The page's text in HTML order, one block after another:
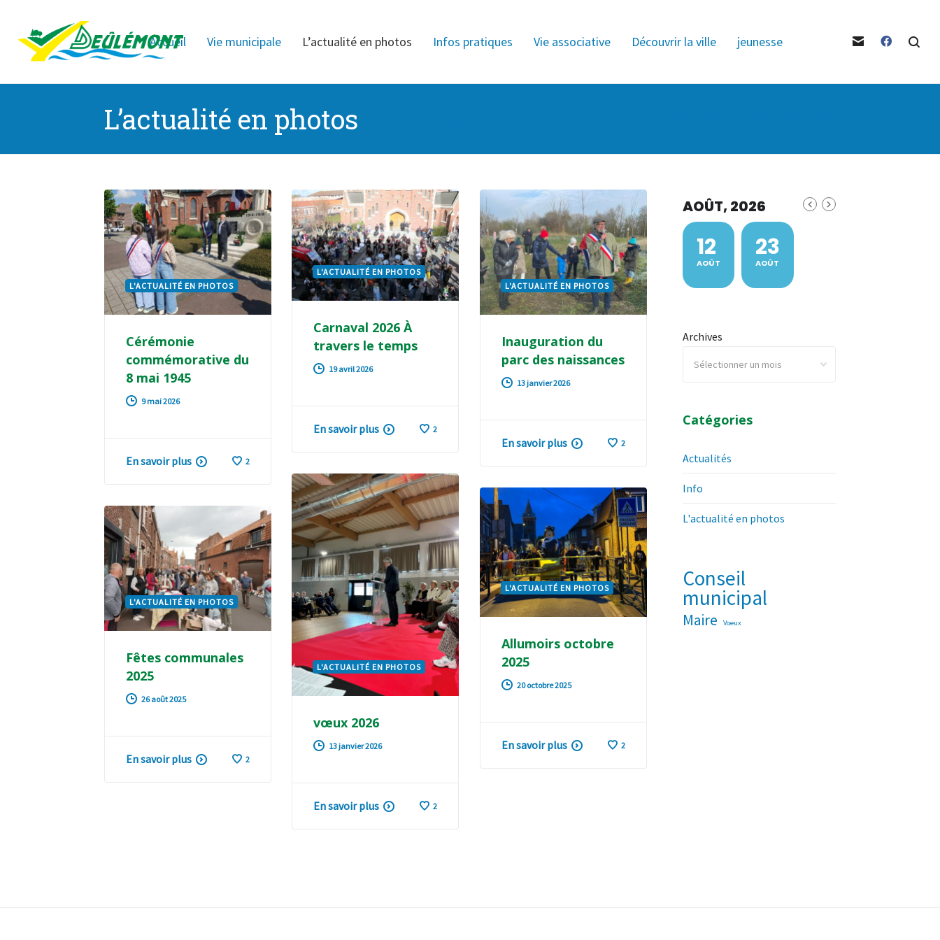
Accueil Vie municipale L’actualité en photos Infos pratiques Vie associative Découvrir la ville jeunesse
L’actualité en photos
L'ACTUALITÉ EN PHOTOS
Cérémonie
commémorative du
8 mai 1945
9 mai 2026
En savoir plus 2
L'ACTUALITÉ EN PHOTOS
Carnaval 2026 À
travers le temps
19 avril 2026
En savoir plus 2
L'ACTUALITÉ EN PHOTOS
Inauguration du
parc des naissances
13 janvier 2026
En savoir plus 2
L'ACTUALITÉ EN PHOTOS
vœux 2026
13 janvier 2026
En savoir plus 2
L'ACTUALITÉ EN PHOTOS
Allumoirs octobre
2025
20 octobre 2025
En savoir plus 2
L'ACTUALITÉ EN PHOTOS
Fêtes communales
2025
26 août 2025
En savoir plus 2
AOÛT, 2026
12
AOÛT
23
AOÛT
Archives
Catégories
Actualités
Info
L'actualité en photos
Conseil
municipal
Maire Voeux